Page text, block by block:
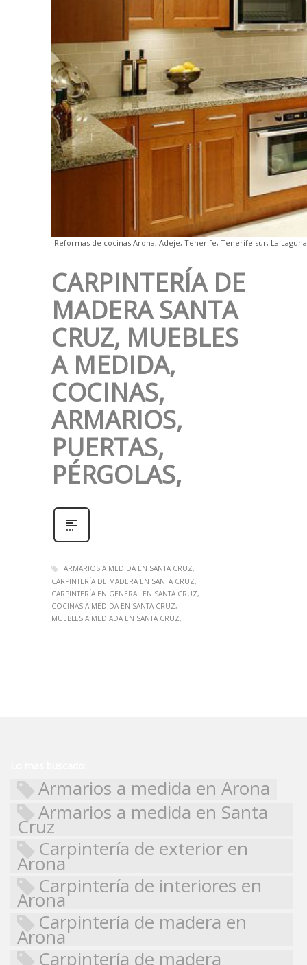
Reformas de cocinas Arona, Adeje, Tenerife, Tenerife sur, La
CARPINTERÍA DE
MADERA SANTA
CRUZ, MUEBLES
A MEDIDA,
COCINAS,
ARMARIOS,
PUERTAS,
PÉRGOLAS,
ARMARIOS A MEDIDA EN SANTA CRUZ
CARPINTERÍA DE MADERA EN SANTA CRUZ
CARPINTERÍA EN GENERAL EN SANTA CRUZ
COCINAS A MEDIDA EN SANTA CRUZ
MUEBLES A MEDIADA EN SANTA CRUZ
Armarios a medida en Arona
Armarios a medida en Santa
Cruz
Carpintería de exterior en
Arona
Carpintería de interiores en
Arona
Carpintería de madera en
Arona
Carpintería de madera